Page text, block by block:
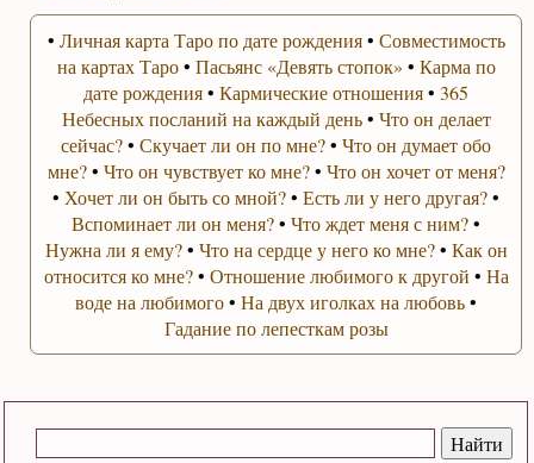
• Личная карта Таро по дате рождения• Совместимость
на картах Таро• Пасьянс «Девять стопок» • Карма по
дате рождения•Кармические отношения•365
Небесных посланий на каждый день• Что он делает
сейчас?•Скучает ли он по мне?•Что он думает обо
мне?• Что он чувствует ко мне?• Что он хочет от меня?
• Хочет ли он быть со мной?•Есть ли у него другая?•
Вспоминает ли он меня?•Что ждет меня с ним?•
Нужна ли я ему?• Что на сердце у него ко мне?• Как он
относится ко мне?• Отношение любимого к другой • На
воде на любимого•На двух иголках на любовь•
Гадание по лепесткам розы